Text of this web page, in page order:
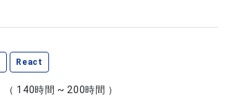
React
（ 140時間 ~ 200時間 ）